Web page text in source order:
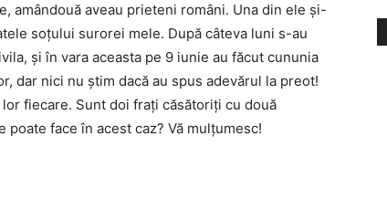
amândouă aveau prieteni români. Una din ele şi-
soţului surorei mele. După câteva luni s-au
şi în vara aceasta pe 9 iunie au făcut cununia
dar nici nu ştim dacă au spus adevărul la preot!
fiecare. Sunt doi fraţi căsătoriţi cu două
face în acest caz? Vă mulţumesc!